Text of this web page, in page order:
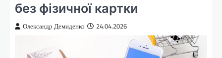
без фізичної картки
Олександр Демиденко 24.04.2026